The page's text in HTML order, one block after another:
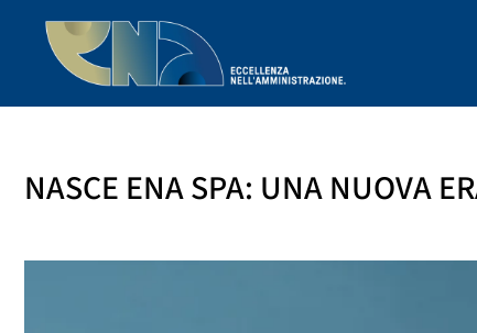
NASCE ENA SPA: UNA NUOVA